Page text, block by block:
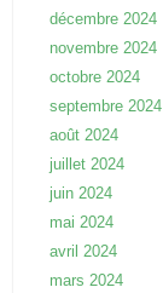
décembre 2024
novembre 2024
octobre 2024
septembre 2024
août 2024
juillet 2024
juin 2024
mai 2024
avril 2024
mars 2024